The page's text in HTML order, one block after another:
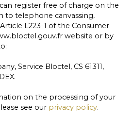
register free of charge on the
to telephone canvassing,
L223-1 of the Consumer
website or by
Service Bloctel, CS 61311,
on the processing of your
see our privacy policy.